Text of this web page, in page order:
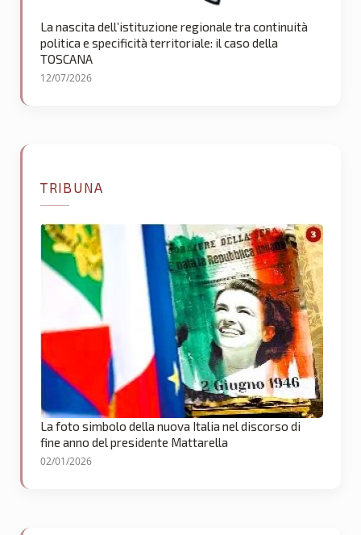
La nascita dell’istituzione regionale tra continuità
politica e specificità territoriale: il caso della
TOSCANA
12/07/2026
TRIBUNA
La foto simbolo della nuova Italia nel discorso di
fine anno del presidente Mattarella
02/01/2026